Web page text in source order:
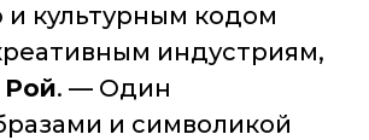
культурным кодом
индустриям,
. — Один
и символикой